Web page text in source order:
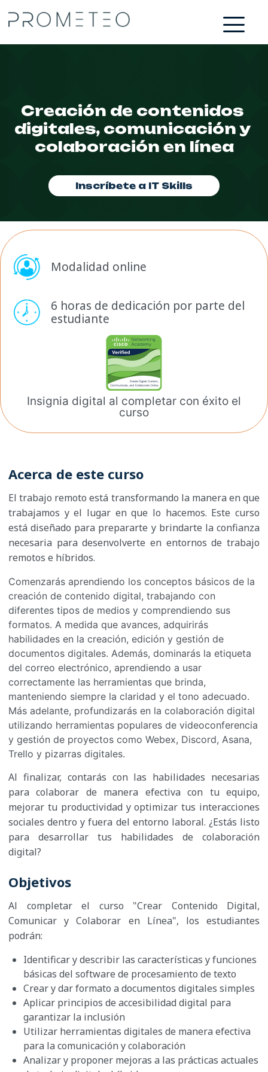
Creación de contenidos
digitales, comunicación y
colaboración en línea
Inscríbete a IT Skills
Modalidad online
6 horas de dedicación por parte del
estudiante
Insignia digital al completar con éxito el
curso
Acerca de este curso
El trabajo remoto está transformando la manera en que
trabajamos y el lugar en que lo hacemos. Este curso
está diseñado para prepararte y brindarte la confianza
necesaria para desenvolverte en entornos de trabajo
remotos e híbridos.
Comenzarás aprendiendo los conceptos básicos de la
creación de contenido digital, trabajando con
diferentes tipos de medios y comprendiendo sus
formatos. A medida que avances, adquirirás
habilidades en la creación, edición y gestión de
documentos digitales. Además, dominarás la etiqueta
del correo electrónico, aprendiendo a usar
correctamente las herramientas que brinda,
manteniendo siempre la claridad y el tono adecuado.
Más adelante, profundizarás en la colaboración digital
utilizando herramientas populares de videoconferencia
y gestión de proyectos como Webex, Discord, Asana,
Trello y pizarras digitales.
Al finalizar, contarás con las habilidades necesarias
para colaborar de manera efectiva con tu equipo,
mejorar tu productividad y optimizar tus interacciones
sociales dentro y fuera del entorno laboral. ¿Estás listo
para desarrollar tus habilidades de colaboración
digital?
Objetivos
Al completar el curso "Crear Contenido Digital,
Comunicar y Colaborar en Línea", los estudiantes
podrán:
Identificar y describir las características y funciones
básicas del software de procesamiento de texto
Crear y dar formato a documentos digitales simples
Aplicar principios de accesibilidad digital para
garantizar la inclusión
Utilizar herramientas digitales de manera efectiva
para la comunicación y colaboración
Analizar y proponer mejoras a las prácticas actuales